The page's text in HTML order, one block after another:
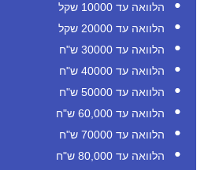
הלוואה עד 10000 שקל
הלוואה עד 20000 שקל
הלוואה עד 30000 ש"ח
הלוואה עד 40000 ש"ח
הלוואה עד 50000 ש"ח
הלוואה עד 60,000 ש"ח
הלוואה עד 70000 ש"ח
הלוואה עד 80,000 ש"ח